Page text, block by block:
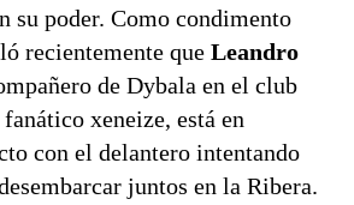
su poder. Como condimento
recientemente que Leandro
de Dybala en el club
xeneize, está en
con el delantero intentando
juntos en la Ribera.